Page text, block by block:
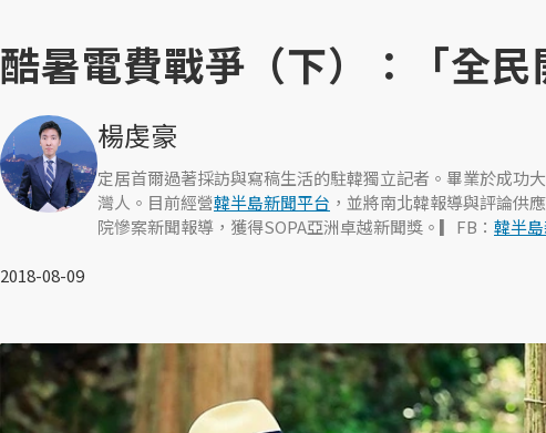
酷暑電費戰爭（下）：「全
楊虔豪
定居首爾過著採訪與寫稿生活的駐韓獨立記者。畢業於成功
灣人。目前經營韓半島新聞平台 ，並將南北韓報導與評論供
院慘案新聞報導，獲得SOPA亞洲卓越新聞獎。▎FB： 韓半
2018-08-09